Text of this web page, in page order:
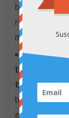
belladona
ron? Por
mojito con
En
tinto de
tragos que
bebida
especial,